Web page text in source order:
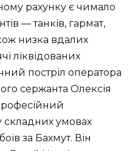
рахунку є чимало
— танків, гармат,
низка вдалих
ліквідованих
постріл оператора
сержанта Олексія
складних умовах
за Бахмут. Він